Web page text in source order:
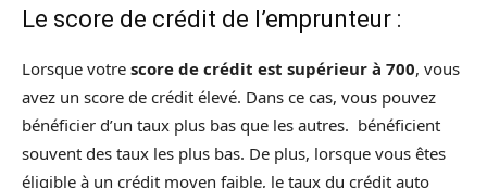
Le score de crédit de l’emprunteur :
Lorsque votre score de crédit est supérieur à 700, vous
avez un score de crédit élevé. Dans ce cas, vous pouvez
bénéficier d’un taux plus bas que les autres. bénéficient
souvent des taux les plus bas. De plus, lorsque vous êtes
éligible à un crédit moyen faible, le taux du crédit auto